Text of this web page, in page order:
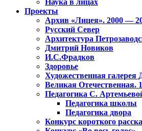
Наука в лицах
Проекты
Архив «Лицея». 2000 —
Русский Север
Архитектура
Дмитрий Новиков
И.С.Фрадков
Здоровье
Художественная
Великая Отечественная.
Педагогика С.
Педагогика школы
Педагогика двора
Конкурс короткого